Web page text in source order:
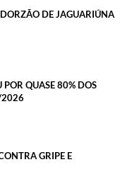
DE JAGUARIÚNA
QUASE 80% DOS
2026
GRIPE E